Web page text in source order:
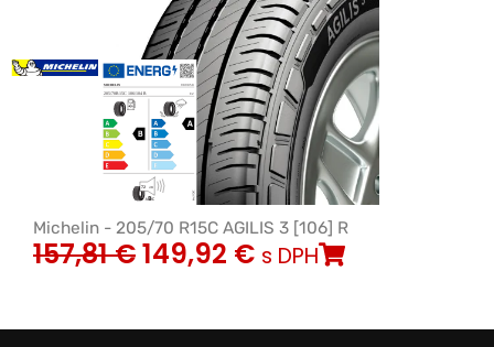
Michelin - 205/70 R15C AGILIS 3 [106] R
157,81€149,92 € s DPH